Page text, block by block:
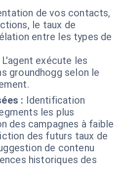
de vos contacts,
le taux de
entre les types de
L'agent exécute les
groundhogg selon le
: Identification
les plus
des campagnes à faible
des futurs taux de
de contenu
historiques des